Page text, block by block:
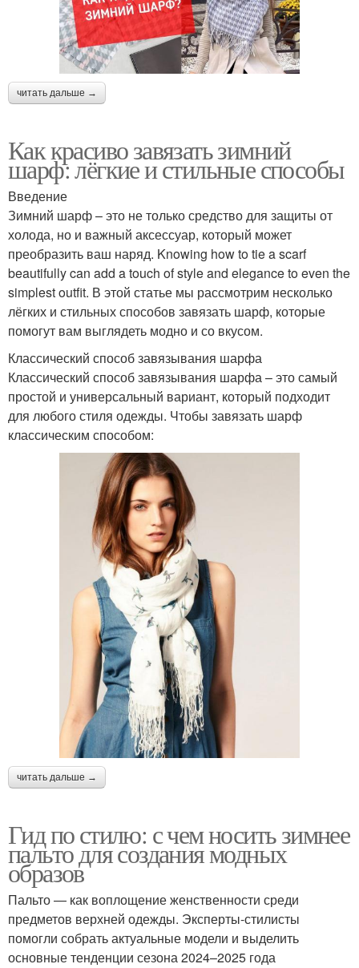
читать дальше →
Как красиво завязать зимний
шарф: лёгкие и стильные способы
Введение
Зимний шарф – это не только средство для защиты от
холода, но и важный аксессуар, который может
преобразить ваш наряд. Knowing how to tie a scarf
beautifully can add a touch of style and elegance to even the
simplest outfit. В этой статье мы рассмотрим несколько
лёгких и стильных способов завязать шарф, которые
помогут вам выглядеть модно и со вкусом.
Классический способ завязывания шарфа
Классический способ завязывания шарфа – это самый
простой и универсальный вариант, который подходит
для любого стиля одежды. Чтобы завязать шарф
классическим способом:
читать дальше →
Гид по стилю: с чем носить зимнее
пальто для создания модных
образов
Пальто — как воплощение женственности среди
предметов верхней одежды. Эксперты-стилисты
помогли собрать актуальные модели и выделить
основные тенденции сезона 2024–2025 года